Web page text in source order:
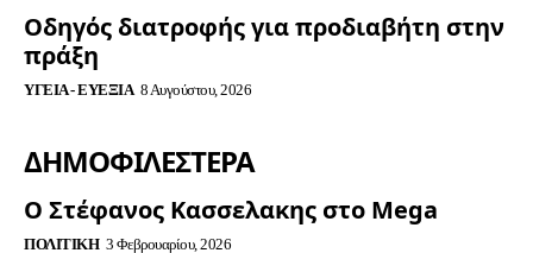
Οδηγός διατροφής για προδιαβήτη στην
πράξη
ΥΓΕΊΑ - ΕΥΕΞΊΑ 8 Αυγούστου, 2026
ΔΗΜΟΦΙΛΈΣΤΕΡΑ
Ο Στέφανος Κασσελακης στο Mega
ΠΟΛΙΤΙΚΉ 3 Φεβρουαρίου, 2026